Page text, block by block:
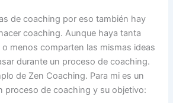
de coaching por eso también hay
coaching. Aunque haya tanta
menos comparten las mismas ideas
durante un proceso de coaching.
de Zen Coaching. Para mi es un
proceso de coaching y su objetivo: